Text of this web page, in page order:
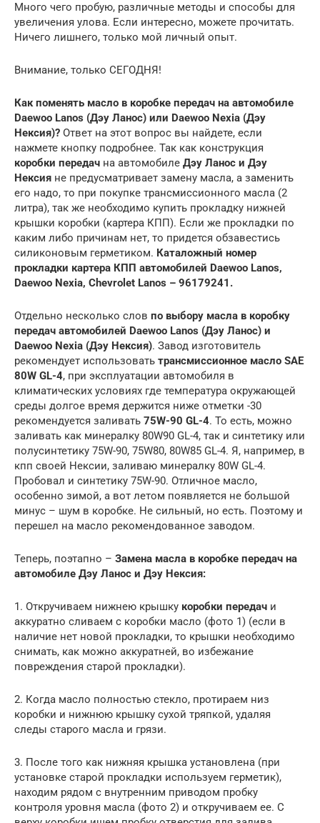
Много чего пробую, различные методы и способы для
увеличения улова. Если интересно, можете прочитать.
Ничего лишнего, только мой личный опыт.
Внимание, только СЕГОДНЯ!
Как поменять масло в коробке передач на автомобиле
Daewoo Lanos (Дэу Ланос) или Daewoo Nexia (Дэу
Нексия)? Ответ на этот вопрос вы найдете, если
нажмете кнопку подробнее. Так как конструкция
коробки передач на автомобиле Дэу Ланос и Дэу
Нексия не предусматривает замену масла, а заменить
его надо, то при покупке трансмиссионного масла (2
литра), так же необходимо купить прокладку нижней
крышки коробки (картера КПП). Если же прокладки по
каким либо причинам нет, то придется обзавестись
силиконовым герметиком. Каталожный номер
прокладки картера КПП автомобилей Daewoo Lanos,
Daewoo Nexia, Chevrolet Lanos – 96179241.
Отдельно несколько слов по выбору масла в коробку
передач автомобилей Daewoo Lanos (Дэу Ланос) и
Daewoo Nexia (Дэу Нексия). Завод изготовитель
рекомендует использовать трансмиссионное масло SAE
80W GL-4, при эксплуатации автомобиля в
климатических условиях где температура окружающей
среды долгое время держится ниже отметки -30
рекомендуется заливать 75W-90 GL-4. То есть, можно
заливать как минералку 80W90 GL-4, так и синтетику или
полусинтетику 75W-90, 75W80, 80W85 GL-4. Я, например, в
кпп своей Нексии, заливаю минералку 80W GL-4.
Пробовал и синтетику 75W-90. Отличное масло,
особенно зимой, а вот летом появляется не большой
минус – шум в коробке. Не сильный, но есть. Поэтому и
перешел на масло рекомендованное заводом.
Теперь, поэтапно – Замена масла в коробке передач на
автомобиле Дэу Ланос и Дэу Нексия:
1. Откручиваем нижнею крышку коробки передач и
аккуратно сливаем с коробки масло (фото 1) (если в
наличие нет новой прокладки, то крышки необходимо
снимать, как можно аккуратней, во избежание
повреждения старой прокладки).
2. Когда масло полностью стекло, протираем низ
коробки и нижнюю крышку сухой тряпкой, удаляя
следы старого масла и грязи.
3. После того как нижняя крышка установлена (при
установке старой прокладки используем герметик),
находим рядом с внутренним приводом пробку
контроля уровня масла (фото 2) и откручиваем ее. С